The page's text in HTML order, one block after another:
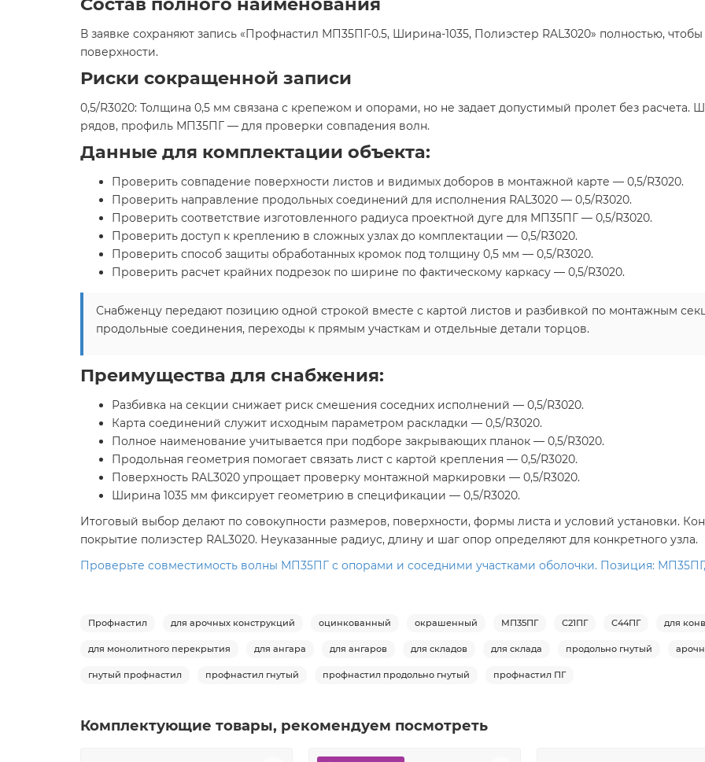
В заявке сохраняют запись «Профнастил МП35ПГ-0.5, Ширина-1035, Полиэстер RAL3020» полностью,
поверхности.
Риски сокращенной записи
0,5/R3020: Толщина 0,5 мм связана с крепежом и опорами, но не задает допустимый пролет без расчета.
рядов, профиль МП35ПГ — для проверки совпадения волн.
Данные для комплектации объекта:
Проверить совпадение поверхности листов и видимых доборов в монтажной карте — 0,5/R3020.
Проверить направление продольных соединений для исполнения RAL3020 — 0,5/R3020.
Проверить соответствие изготовленного радиуса проектной дуге для МП35ПГ — 0,5/R3020.
Проверить доступ к креплению в сложных узлах до комплектации — 0,5/R3020.
Проверить способ защиты обработанных кромок под толщину 0,5 мм — 0,5/R3020.
Проверить расчет крайних подрезок по ширине по фактическому каркасу — 0,5/R3020.
Снабженцу передают позицию одной строкой вместе с картой листов и разбивкой по монтажным
продольные соединения, переходы к прямым участкам и отдельные детали торцов.
Преимущества для снабжения:
Разбивка на секции снижает риск смешения соседних исполнений — 0,5/R3020.
Карта соединений служит исходным параметром раскладки — 0,5/R3020.
Полное наименование учитывается при подборе закрывающих планок — 0,5/R3020.
Продольная геометрия помогает связать лист с картой крепления — 0,5/R3020.
Поверхность RAL3020 упрощает проверку монтажной маркировки — 0,5/R3020.
Ширина 1035 мм фиксирует геометрию в спецификации — 0,5/R3020.
Итоговый выбор делают по совокупности размеров, поверхности, формы листа и условий установки.
покрытие полиэстер RAL3020. Неуказанные радиус, длину и шаг опор определяют для конкретного узла.
Проверьте совместимость волны МП35ПГ с опорами и соседними участками оболочки. Позиция:
Профнастил для арочных конструкций оцинкованный окрашенный МП35ПГ С21ПГ С44ПГ для
для монолитного перекрытия для ангара для ангаров для складов для склада продольно гнутый
гнутый профнастил профнастил гнутый профнастил продольно гнутый профнастил ПГ
Комплектующие товары, рекомендуем посмотреть